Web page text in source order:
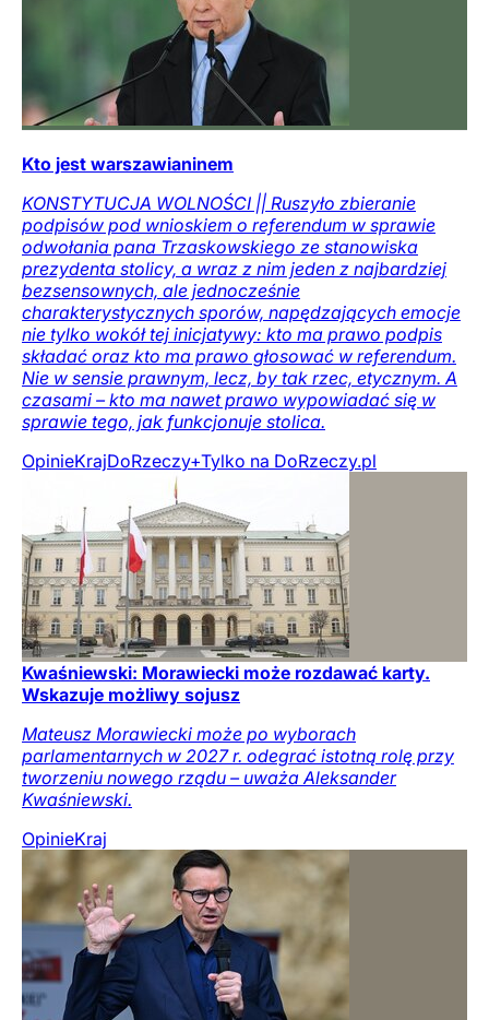
Kto jest warszawianinem
KONSTYTUCJA WOLNOŚCI || Ruszyło zbieranie
podpisów pod wnioskiem o referendum w sprawie
odwołania pana Trzaskowskiego ze stanowiska
prezydenta stolicy, a wraz z nim jeden z najbardziej
bezsensownych, ale jednocześnie
charakterystycznych sporów, napędzających emocje
nie tylko wokół tej inicjatywy: kto ma prawo podpis
składać oraz kto ma prawo głosować w referendum.
Nie w sensie prawnym, lecz, by tak rzec, etycznym. A
czasami – kto ma nawet prawo wypowiadać się w
sprawie tego, jak funkcjonuje stolica.
OpinieKrajDoRzeczy+Tylko na DoRzeczy.pl
Kwaśniewski: Morawiecki może rozdawać karty.
Wskazuje możliwy sojusz
Mateusz Morawiecki może po wyborach
parlamentarnych w 2027 r. odegrać istotną rolę przy
tworzeniu nowego rządu – uważa Aleksander
Kwaśniewski.
OpinieKraj